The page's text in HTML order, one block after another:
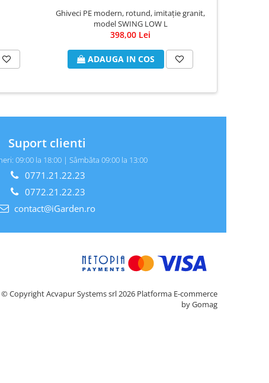
Ghiveci PE modern, rotund, imitație granit,
model SWING LOW L
398,00 Lei
ADAUGA IN COS
Suport clienti
09:00 la 18:00 | Sâmbăta 09:00 la 13:00
0771.21.22.23
0772.21.22.23
contact@iGarden.ro
© Copyright Acvapur Systems srl 2026 Platforma E-commerce
by Gomag